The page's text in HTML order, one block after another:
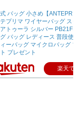
バッグ 小さめ【
プリマ ワイヤーバッグ ス
アトゥーラ シルバー
バッグ レディース 普段使
ーバッグ マイクロバッグ
プレゼント
楽天で